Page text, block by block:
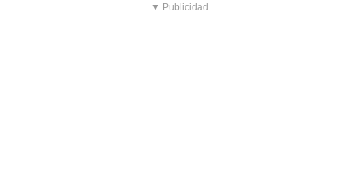
▼ Publicidad